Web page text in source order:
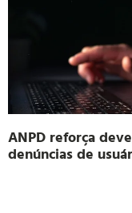
ANPD reforça
denúncias de